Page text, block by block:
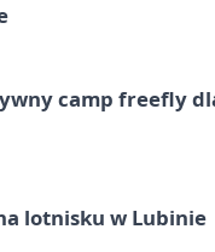
camp freefly
lotnisku w Lubinie